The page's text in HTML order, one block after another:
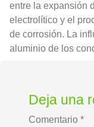
entre la expansión
electrolítico y el
de corrosión. La
aluminio de los
Deja una
Comentario *